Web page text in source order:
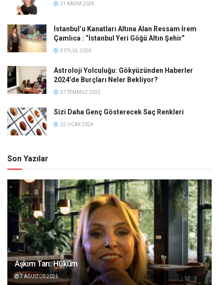
21 KASIM 2024
İstanbul’u Kanatları Altına Alan Ressam İrem
Çamlıca : “İstanbul Yeri Göğü Altın Şehir”
4 EYLÜL 2024
Astroloji Yolculuğu: Gökyüzünden Haberler
2024’de Burçları Neler Bekliyor?
27 TEMMUZ 2025
Sizi Daha Genç Gösterecek Saç Renkleri
22 OCAK 2024
Son Yazılar
Aşkım Tan: Hüküm
7 AĞUSTOS 2026